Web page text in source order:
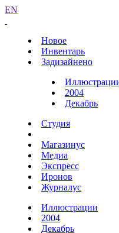
EN
Новое
Инвентарь
Задизайнено
2004
Декабрь
Студия
Магазинус
Медиа
Экспресс
Иронов
Журналус
Иллюстрации
2004
Декабрь